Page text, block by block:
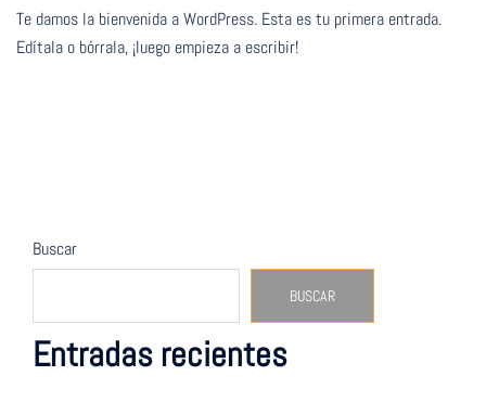
Te damos la bienvenida a WordPress. Esta es tu primera entrada.
Edítala o bórrala, ¡luego empieza a escribir!
Buscar
BUSCAR
Entradas recientes